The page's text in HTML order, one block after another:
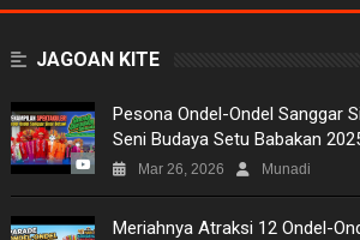
NEWS
JAGOAN KITE
Pesona Ondel-Ondel Sanggar
Seni Budaya Setu Babakan
Mar 26, 2026 Munadi
Meriahnya Atraksi 12 Ondel-